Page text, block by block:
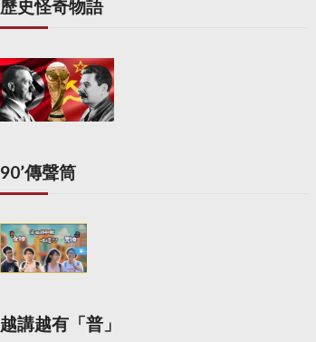
歷史怪奇物語
90’傳聲筒
越講越有「普」